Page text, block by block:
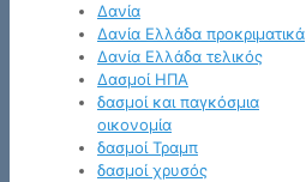
Δανία
Δανία Ελλάδα προκριματικά
Δανία Ελλάδα τελικός
Δασμοί ΗΠΑ
δασμοί και παγκόσμια
οικονομία
δασμοί Τραμπ
δασμοί χρυσός